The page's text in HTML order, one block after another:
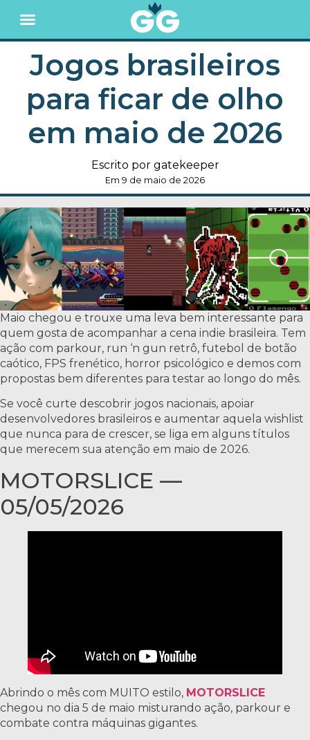
Jogos brasileiros
para ficar de olho
em maio de 2026
Escrito por gatekeeper
Em 9 de maio de 2026
Maio chegou e trouxe uma leva bem interessante para
quem gosta de acompanhar a cena indie brasileira. Tem
ação com parkour, run ‘n gun retrô, futebol de botão
caótico, FPS frenético, horror psicológico e demos com
propostas bem diferentes para testar ao longo do mês.
Se você curte descobrir jogos nacionais, apoiar
desenvolvedores brasileiros e aumentar aquela wishlist
que nunca para de crescer, se liga em alguns títulos
que merecem sua atenção em maio de 2026.
MOTORSLICE —
05/05/2026
Abrindo o mês com MUITO estilo, MOTORSLICE
chegou no dia 5 de maio misturando ação, parkour e
combate contra máquinas gigantes.